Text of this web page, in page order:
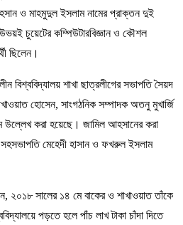
ও মাহমুদুল ইসলাম নামের প্রাক্তন দুই
চুয়েটের কম্পিউটারবিজ্ঞান ও কৌশল
ছিলেন।
বিশ্ববিদ্যালয় শাখা ছাত্রলীগের সভাপতি সৈয়দ
হোসেন, সাংগঠনিক সম্পাদক অতনু মুখার্জি
উল্লেখ করা হয়েছে। জামিল আহসানের করা
সহসভাপতি মেহেদী হাসান ও ফখরুল ইসলাম
২০১৮ সালের ১৪ মে বাকের ও শাখাওয়াত তাঁকে
পড়তে হলে পাঁচ লাখ টাকা চাঁদা দিতে